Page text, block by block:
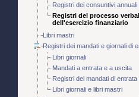
Registri dei consuntivi annuali
Registri del processo
dell'esercizio finanziario
Libri mastri
Registri dei mandati e giornali di
Libri giornali
Mandati a entrata e a uscita
Registri dei mandati di
Libri giornali e libri mastri